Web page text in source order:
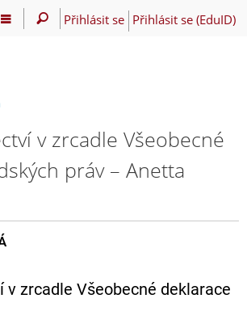
Přihlásit se Přihlásit se (EduID)
v zrcadle Všeobecné
práv – Anetta
v zrcadle Všeobecné deklarace